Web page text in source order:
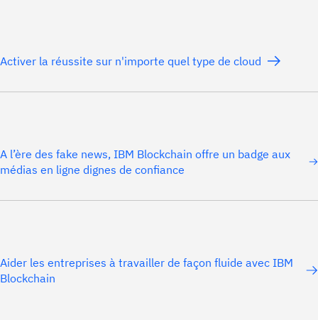
Activer la réussite sur n'importe quel type de cloud
A l’ère des fake news, IBM Blockchain offre un badge aux
médias en ligne dignes de confiance
Aider les entreprises à travailler de façon fluide avec IBM
Blockchain